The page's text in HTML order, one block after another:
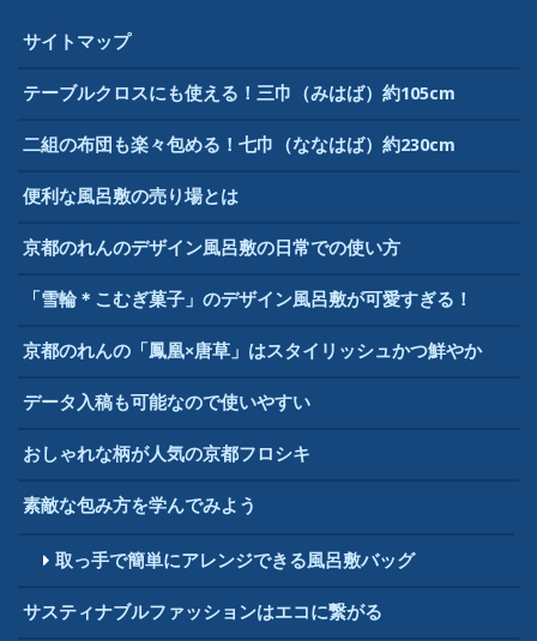
サイトマップ
テーブルクロスにも使える！三巾（みはば）約105cm
二組の布団も楽々包める！七巾（ななはば）約230cm
便利な風呂敷の売り場とは
京都のれんのデザイン風呂敷の日常での使い方
「雪輪＊こむぎ菓子」のデザイン風呂敷が可愛すぎる！
京都のれんの「鳳凰×唐草」はスタイリッシュかつ鮮やか
データ入稿も可能なので使いやすい
おしゃれな柄が人気の京都フロシキ
素敵な包み方を学んでみよう
取っ手で簡単にアレンジできる風呂敷バッグ
サスティナブルファッションはエコに繋がる